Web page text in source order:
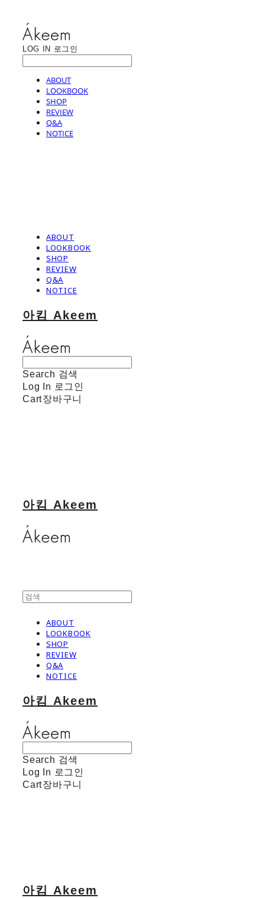
LOG IN 로그인
ABOUT
LOOKBOOK
SHOP
REVIEW
Q&A
NOTICE
ABOUT
LOOKBOOK
SHOP
REVIEW
Q&A
NOTICE
아킴 Akeem
Search 검색
Log In 로그인
Cart장바구니
아킴 Akeem
ABOUT
LOOKBOOK
SHOP
REVIEW
Q&A
NOTICE
아킴 Akeem
Search 검색
Log In 로그인
Cart장바구니
아킴 Akeem